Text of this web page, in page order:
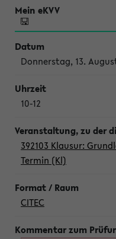
Donnerstag, 13.
10-12
392103 Klausur:
Termin (Kl)
CITEC